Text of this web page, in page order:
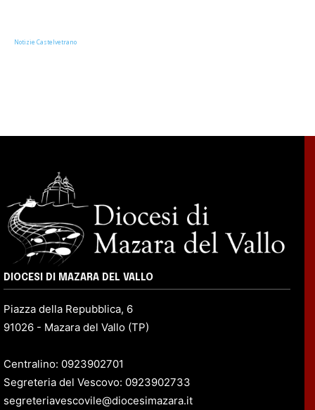
Notizie Castelvetrano
DIOCESI DI MAZARA DEL VALLO
Piazza della Repubblica, 6
91026 - Mazara del Vallo (TP)
Centralino: 0923902701
Segreteria del Vescovo: 0923902733
segreteriavescovile@diocesimazara.it